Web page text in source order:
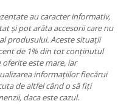
au caracter informativ,
și pot arăta accesorii care nu
produsului. Aceste situații
de 1% din tot conținutul
este mare, iar
informațiilor fiecărui
de altfel când o să fiți
daca este cazul.